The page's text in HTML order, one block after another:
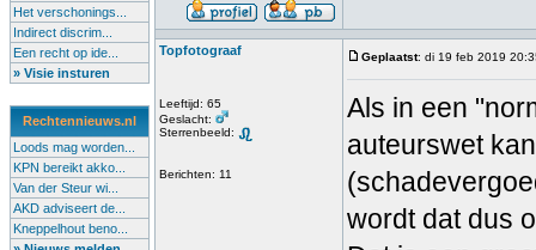
Het verschonings...
Indirect discrim...
Een recht op ide...
» Visie insturen
Rechtennieuws.nl
Loods mag worden...
KPN bereikt akko...
Van der Steur wi...
AKD adviseert de...
Kneppelhout beno...
Topfotograaf
Leeftijd: 65
Geslacht:
Sterrenbeeld:
Berichten: 11
Geplaatst: di 19 feb 2019
Als in een
auteurswet
wordt dat dus